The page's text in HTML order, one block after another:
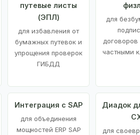
путевые листы
(ЭПЛ)
для избавления от
бумажных путевок и
упрощения проверок
ГИБДД
для
договоров
частными
Интеграция с SAP
для объединения
мощностей ERP SAP
Диадок
для